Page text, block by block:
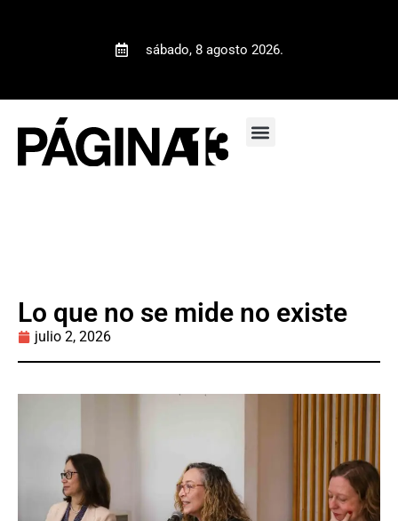
sábado, 8 agosto 2026.
Lo que no se mide no existe
julio 2, 2026